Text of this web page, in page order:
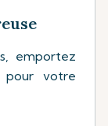
emportez
votre